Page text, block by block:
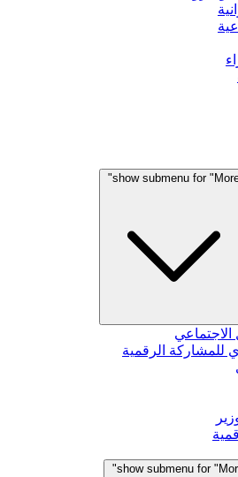
show submenu for
الاجتماعي
للمشاركة الرقمية
show submenu for